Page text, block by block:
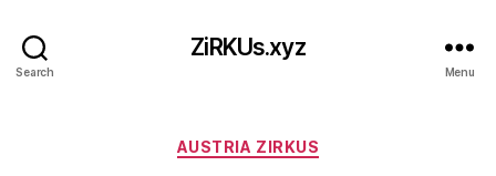
Search
ZiRKUs.xyz
Menu
Categories
AUSTRIA ZIRKUS